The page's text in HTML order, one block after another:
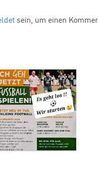
sein, um einen